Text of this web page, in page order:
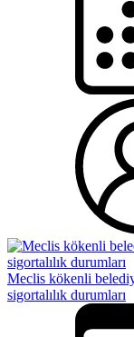
Meclis kökenli
sigortalılık durumları